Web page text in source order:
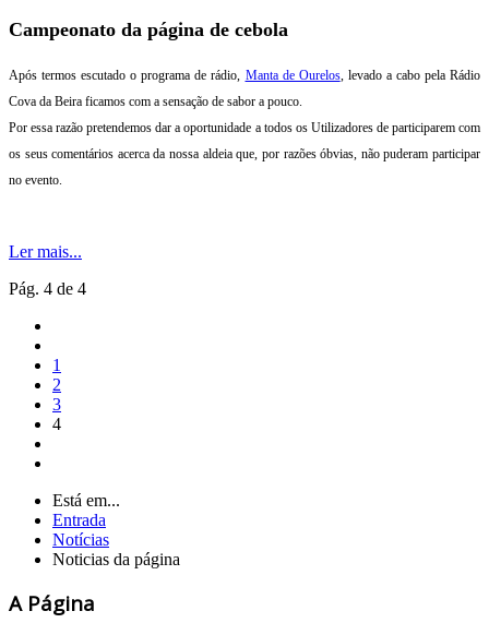
Campeonato da página de cebola
Após termos escutado o programa de rádio, Manta de Ourelos, levado a cabo pela Rádio
Cova da Beira ficamos com a sensação de sabor a pouco.
Por essa razão pretendemos dar a oportunidade a todos os Utilizadores de participarem com
os seus comentários acerca da nossa aldeia que, por razões óbvias, não puderam participar
no evento.
Ler mais...
Pág. 4 de 4
1
2
3
4
Está em...
Entrada
Notícias
Noticias da página
A Página